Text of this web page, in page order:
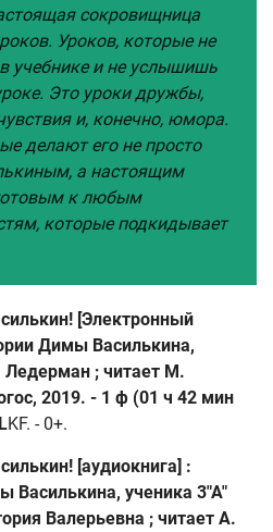
сокровищница
Уроков, которые не
учебнике и не услышишь
Это уроки дружбы,
и, конечно, юмора.
делают его не просто
а настоящим
к любым
которые подкидывает
[Электронный
Димы Василькина,
Ледерман ; читает М.
2019. - 1 ф (01 ч 42 мин
KF. - 0+.
[аудиокнига] :
Василькина, ученика 3"А"
Валерьевна ; читает А.